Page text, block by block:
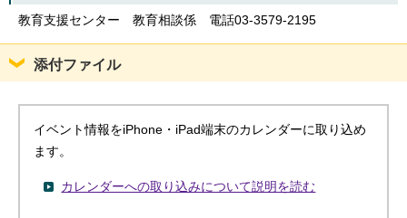
教育支援センター 教育相談係 電話03-3579-2195
添付ファイル
イベント情報をiPhone・iPad端末のカレンダーに取り込め
ます。
カレンダーへの取り込みについて説明を読む